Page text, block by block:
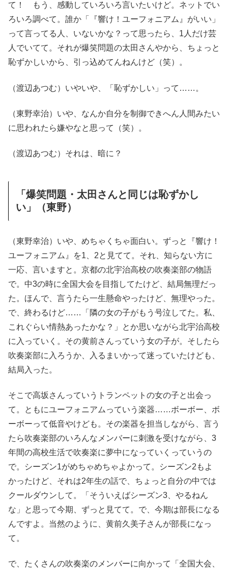
て！ もう、感動していろいろ言いたいけど。ネットでい
ろいろ調べて。誰か「『響け！ユーフォニアム』がいい」
って言ってる人、いないかな？って思ったら、1人だけ芸
人でいてて。それが爆笑問題の太田さんやから、ちょっと
恥ずかしいから、引っ込めてんねんけど（笑）。
（渡辺あつむ）いやいや、「恥ずかしい」って……。
（東野幸治）いや、なんか自分を制御できへん人間みたい
に思われたら嫌やなと思って（笑）。
（渡辺あつむ）それは、暗に？
「爆笑問題・太田さんと同じは恥ずかし
い」（東野）
（東野幸治）いや、めちゃくちゃ面白い。ずっと『響け！
ユーフォニアム』を1、2と見てて。それ、知らない方に
一応、言いますと。京都の北宇治高校の吹奏楽部の物語
で。中3の時に全国大会を目指してたけど、結局無理だっ
た。ほんで、言うたら一生懸命やったけど、無理やった。
で、終わるけど……「隣の女の子がもう号泣してた。私、
これぐらい情熱あったかな？」とか思いながら北宇治高校
に入っていく。その黄前さんっていう女の子が。そしたら
吹奏楽部に入ろうか、入るまいかって迷っていたけども、
結局入った。
そこで高坂さんっていうトランペットの女の子と出会っ
て。ともにユーフォニアムっていう楽器……ボーボー、ボ
ーボーって低音やけども。その楽器を担当しながら、言う
たら吹奏楽部のいろんなメンバーに刺激を受けながら、3
年間の高校生活で吹奏楽に夢中になっていくっていうの
で。シーズン1がめちゃめちゃよかって。シーズン2もよ
かったけど、それは2年生の話で、ちょっと自分の中では
クールダウンして。「そういえばシーズン3、やるねん
な」と思って今期、ずっと見てて。で、今期は部長になる
んですよ。当然のように、黄前久美子さんが部長になっ
て。
で、たくさんの吹奏楽のメンバーに向かって「全国大会、